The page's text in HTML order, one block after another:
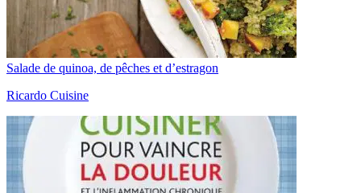
Salade de quinoa, de pêches et d’estragon
Ricardo Cuisine